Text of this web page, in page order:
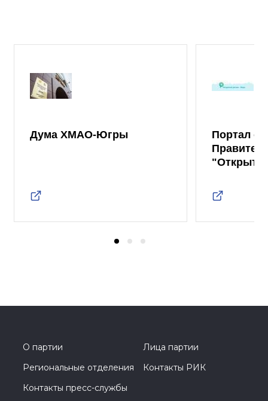
Дума ХМАО-Югры
Портал
О партии
Лица партии
Региональные отделения
Контакты РИК
Контакты пресс-службы